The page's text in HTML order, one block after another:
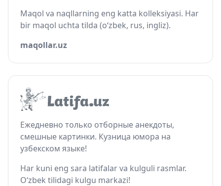
Maqol va naqllarning eng katta kolleksiyasi. Har
bir maqol uchta tilda (o‘zbek, rus, ingliz).
maqollar.uz
Ежедневно только отборные анекдоты,
смешные картинки. Кузница юмора на
узбекском языке!
Har kuni eng sara latifalar va kulguli rasmlar.
O‘zbek tilidagi kulgu markazi!